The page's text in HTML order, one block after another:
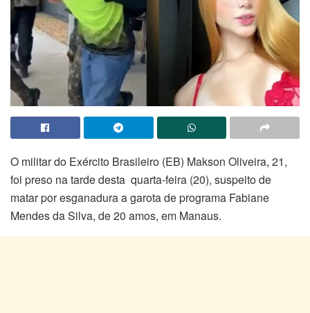
O militar do Exército Brasileiro (EB) Makson Oliveira, 21,
foi preso na tarde desta quarta-feira (20), suspeito de
matar por esganadura a garota de programa Fabiane
Mendes da Silva, de 20 amos, em Manaus.